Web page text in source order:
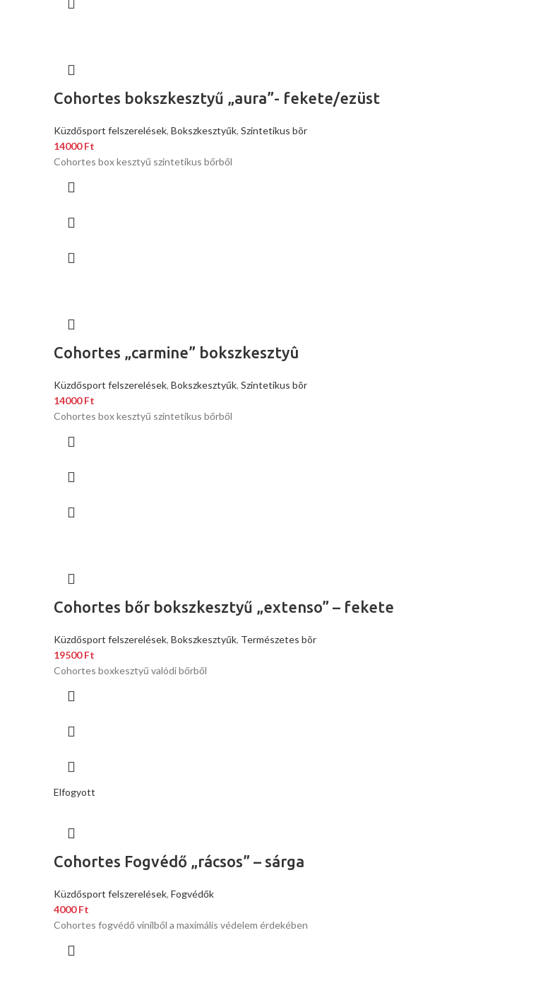
Cohortes bokszkesztyű „aura”- fekete/ezüst
Küzdősport felszerelések, Bokszkesztyűk, Szintetikus bõr
14000Ft
Cohortes box kesztyű szintetikus bőrből
Cohortes „carmine” bokszkesztyû
Küzdősport felszerelések, Bokszkesztyűk, Szintetikus bõr
14000Ft
Cohortes box kesztyű szintetikus bőrből
Cohortes bőr bokszkesztyű „extenso” – fekete
Küzdősport felszerelések, Bokszkesztyűk, Természetes bõr
19500Ft
Cohortes boxkesztyű valódi bőrből
Elfogyott
Cohortes Fogvédő „rácsos” – sárga
Küzdősport felszerelések, Fogvédők
4000Ft
Cohortes fogvédő vinilből a maximális védelem érdekében